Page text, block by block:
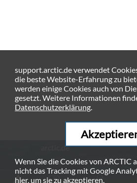
arctic.de
Datenschutz
© ARCTIC (HK) Ltd. - 2026
support.arctic.de verwendet
die beste Website-Erfahrung zu
werden einige Cookies auch von
gesetzt. Weitere Informationen
Datenschutzerklärung.
Wenn Sie die Cookies von ARCTIC
nicht das Tracking mit Google
hier, um sie zu akzeptieren.